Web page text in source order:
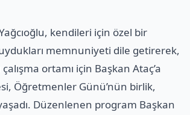
kendileri için özel bir
memnuniyeti dile getirerek,
ortamı için Başkan Ataç’a
Öğretmenler Günü’nün birlik,
Düzenlenen program Başkan